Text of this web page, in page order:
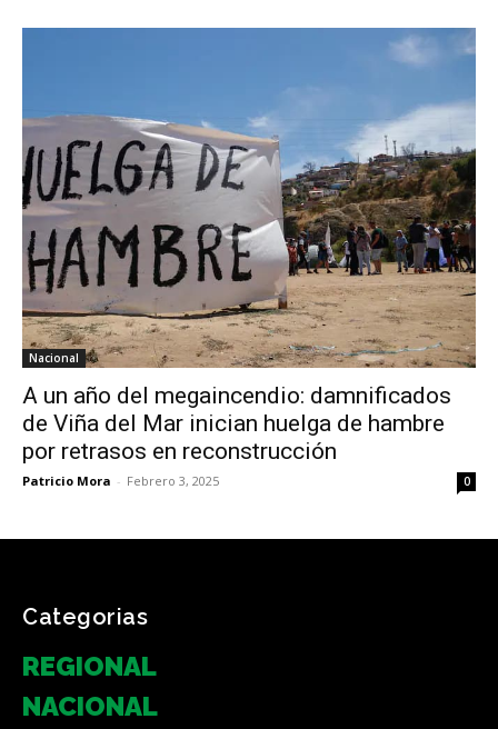
Nacional
A un año del megaincendio: damnificados
de Viña del Mar inician huelga de hambre
por retrasos en reconstrucción
Patricio Mora - Febrero 3, 2025 0
Categorias
REGIONAL
NACIONAL